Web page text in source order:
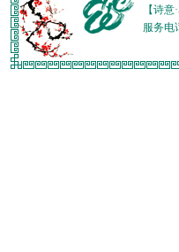
【诗
服务电